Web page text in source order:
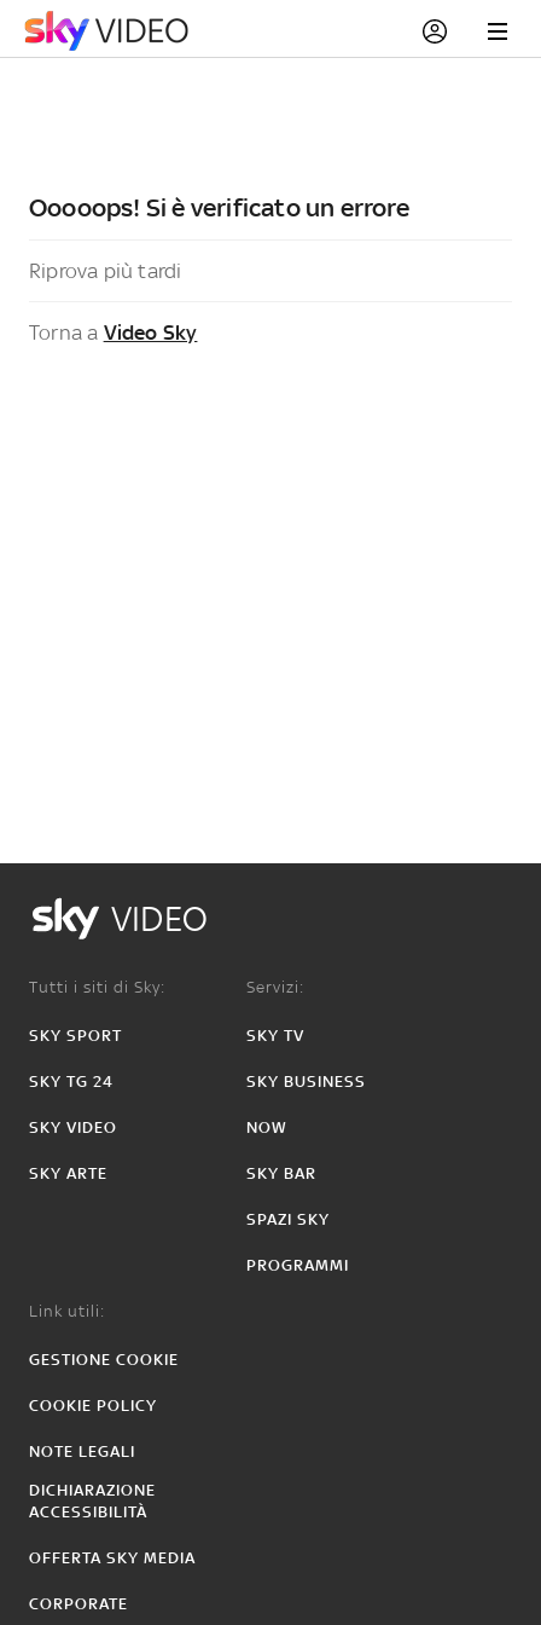
Ooooops! Si è verificato un errore
Riprova più tardi
Torna a Video Sky
VIDEO
Tutti i siti di Sky:
SKY SPORT
SKY TG 24
SKY VIDEO
SKY ARTE
Servizi:
SKY TV
SKY BUSINESS
NOW
SKY BAR
SPAZI SKY
PROGRAMMI
Link utili:
GESTIONE COOKIE
COOKIE POLICY
NOTE LEGALI
DICHIARAZIONE
ACCESSIBILITÀ
OFFERTA SKY MEDIA
CORPORATE